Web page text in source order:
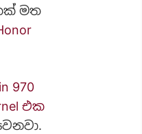
මත
970
එක